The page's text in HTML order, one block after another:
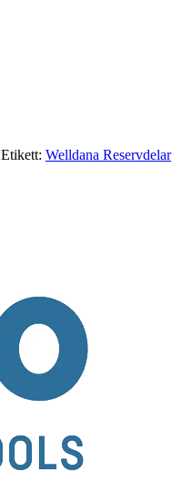
Etikett: Welldana Reservdelar